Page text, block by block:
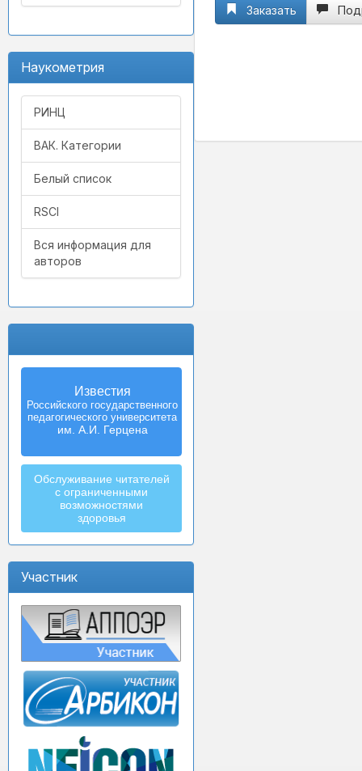
Наукометрия
РИНЦ
ВАК. Категории
Белый список
RSCI
Вся информация для
авторов
Известия
Российского государственного
педагогического университета
им. А.И. Герцена
Izvestia:
Herzen University
Journal of
Humanities & Sciences
Обслуживание читателей
с ограниченными
возможностями
здоровья
Участник
Заказать